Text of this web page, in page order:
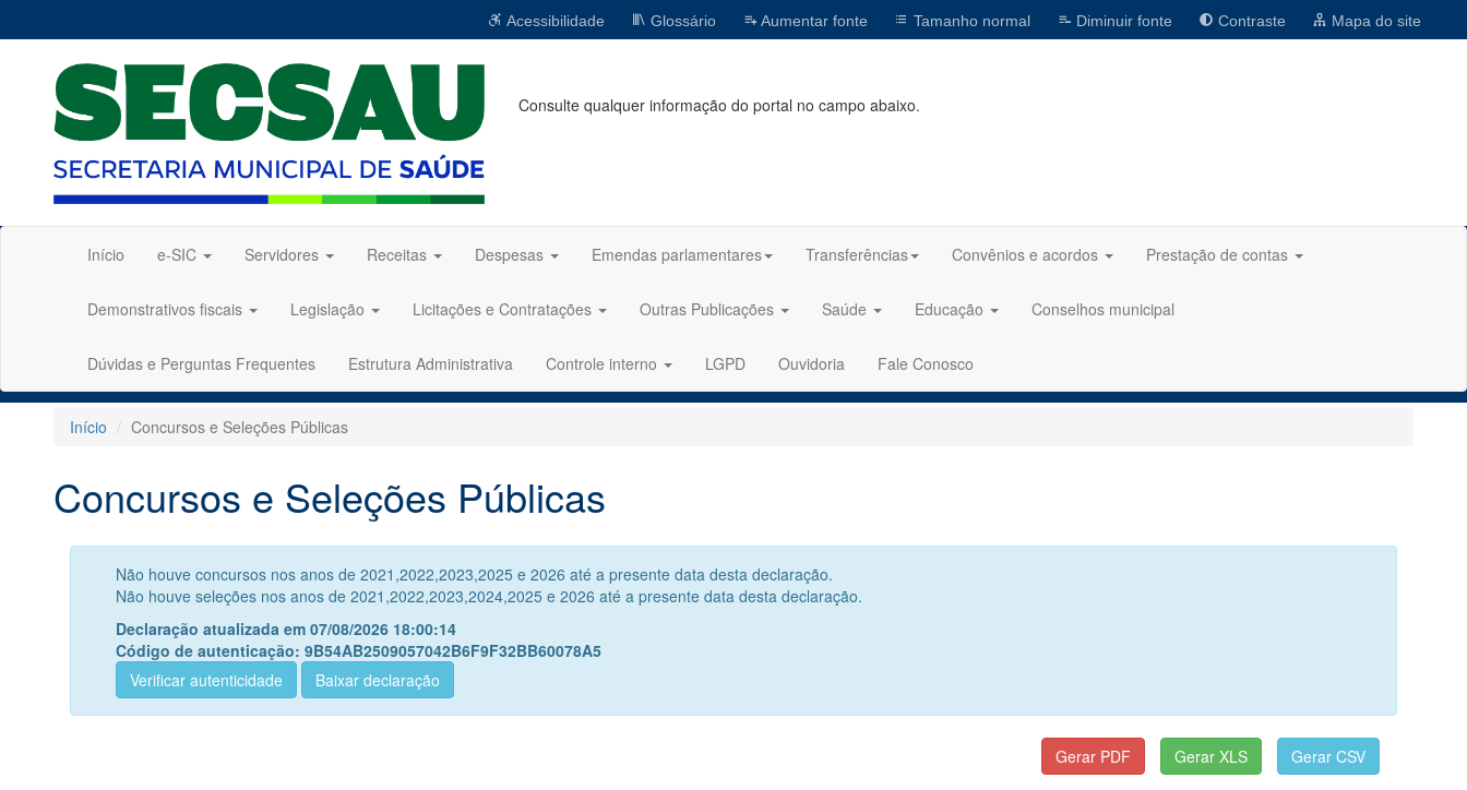
Acessibilidade Glossário Aumentar fonte Tamanho normal Diminuir fonte Contraste Mapa do site
Consulte qualquer informação do portal no campo abaixo.
Início e-SIC Servidores Receitas Despesas Emendas parlamentares Transferências Convênios e acordos Prestação de contas
Demonstrativos fiscais Legislação Licitações e Contratações Outras Publicações Saúde Educação Conselhos municipal
Dúvidas e Perguntas Frequentes Estrutura Administrativa Controle interno LGPD Ouvidoria Fale Conosco
Início Concursos e Seleções Públicas
Concursos e Seleções Públicas
Não houve concursos nos anos de 2021,2022,2023,2025 e 2026 até a presente data desta declaração.
Não houve seleções nos anos de 2021,2022,2023,2024,2025 e 2026 até a presente data desta declaração.
Declaração atualizada em 07/08/2026 18:00:14
Código de autenticação: 9B54AB2509057042B6F9F32BB60078A5
Verificar autenticidade
Baixar declaração